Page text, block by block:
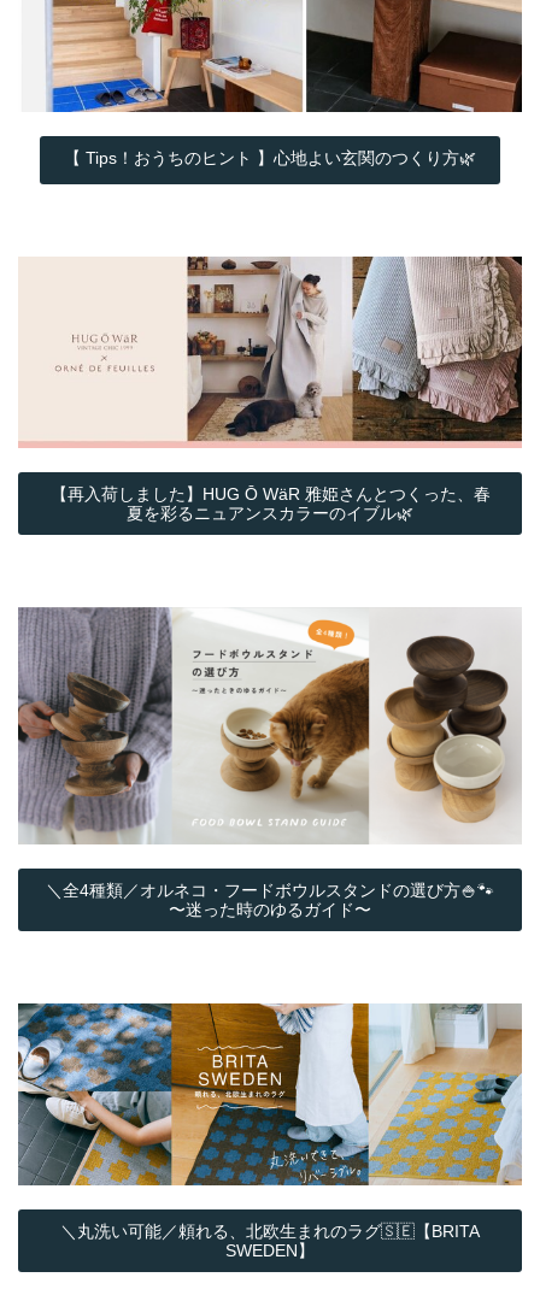
【 Tips！おうちのヒント 】心地よい玄関のつくり方🌿
【再入荷しました】HUG Ō WäR 雅姫さんとつくった、春
夏を彩るニュアンスカラーのイブル🌿
＼全4種類／オルネコ・フードボウルスタンドの選び方🍚🐾
〜迷った時のゆるガイド〜
＼丸洗い可能／頼れる、北欧生まれのラグ🇸🇪【BRITA
SWEDEN】